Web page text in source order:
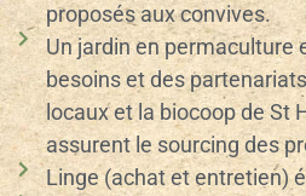
proposés aux convives.
Un jardin en permaculture
besoins et des
locaux et la biocoop de St
assurent le sourcing des
Linge (achat et entretien)